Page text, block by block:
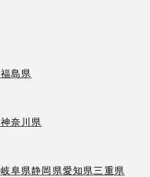
福島県
神奈川県
岐阜県静岡県愛知県三重県